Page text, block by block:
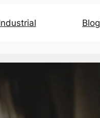
Blog
no site